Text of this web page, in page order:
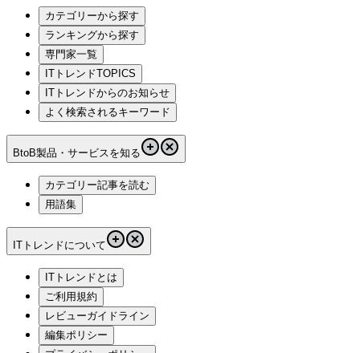
カテゴリーから探す
ランキングから探す
専門家一覧
ITトレンドTOPICS
ITトレンドからのお知らせ
よく検索されるキーワード
BtoB製品・サービスを知る
カテゴリー記事を読む
用語集
ITトレンドについて
ITトレンドとは
ご利用規約
レビューガイドライン
編集ポリシー